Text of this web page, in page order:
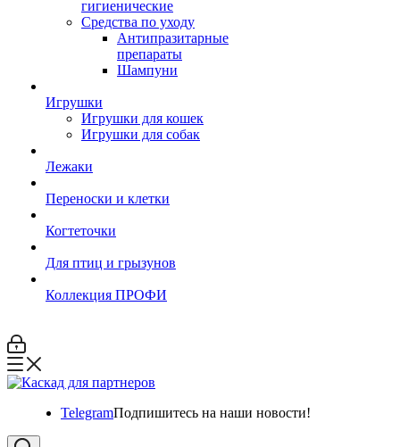
гигиенические
Средства по уходу
Антипразитарные
препараты
Шампуни
Игрушки
Игрушки для кошек
Игрушки для собак
Лежаки
Переноски и клетки
Когтеточки
Для птиц и грызунов
Коллекция ПРОФИ
TelegramПодпишитесь на наши новости!